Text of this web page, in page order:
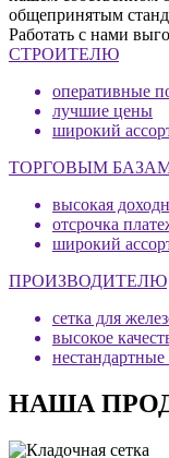
общепринятым
Работать с нами
СТРОИТЕЛЮ
оперативные
лучшие цены
широкий
ТОРГОВЫМ
высокая
отсрочка
широкий
ПРОИЗВОДИТЕЛЮ
сетка для
высокое
нестандартные
НАША